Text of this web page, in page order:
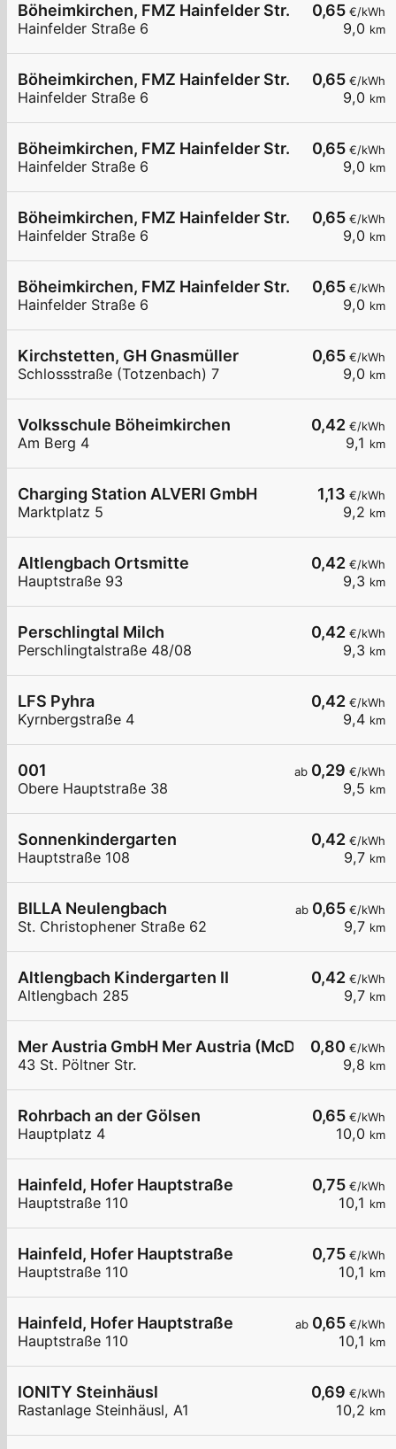
0,65 €/kWh
9,0 km
Böheimkirchen, FMZ Hainfelder Str.
Hainfelder Straße 6
0,65 €/kWh
9,0 km
Böheimkirchen, FMZ Hainfelder Str.
Hainfelder Straße 6
0,65 €/kWh
9,0 km
Böheimkirchen, FMZ Hainfelder Str.
Hainfelder Straße 6
0,65 €/kWh
9,0 km
Böheimkirchen, FMZ Hainfelder Str.
Hainfelder Straße 6
0,65 €/kWh
9,0 km
Böheimkirchen, FMZ Hainfelder Str.
Hainfelder Straße 6
0,65 €/kWh
9,0 km
Kirchstetten, GH Gnasmüller
Schlossstraße (Totzenbach) 7
0,42 €/kWh
9,1 km
Volksschule Böheimkirchen
Am Berg 4
1,13 €/kWh
9,2 km
Charging Station ALVERI GmbH
Marktplatz 5
0,42 €/kWh
9,3 km
Altlengbach Ortsmitte
Hauptstraße 93
0,42 €/kWh
9,3 km
Perschlingtal Milch
Perschlingtalstraße 48/08
0,42 €/kWh
9,4 km
LFS Pyhra
Kyrnbergstraße 4
ab 0,29 €/kWh
9,5 km
001
Obere Hauptstraße 38
0,42 €/kWh
9,7 km
Sonnenkindergarten
Hauptstraße 108
ab 0,65 €/kWh
9,7 km
BILLA Neulengbach
St. Christophener Straße 62
0,42 €/kWh
9,7 km
Altlengbach Kindergarten II
Altlengbach 285
0,80 €/kWh
9,8 km
Mer Austria GmbH Mer Austria (McD) -
43 St. Pöltner Str.
0,65 €/kWh
10,0 km
Rohrbach an der Gölsen
Hauptplatz 4
0,75 €/kWh
10,1 km
Hainfeld, Hofer Hauptstraße
Hauptstraße 110
0,75 €/kWh
10,1 km
Hainfeld, Hofer Hauptstraße
Hauptstraße 110
ab 0,65 €/kWh
10,1 km
Hainfeld, Hofer Hauptstraße
Hauptstraße 110
0,69 €/kWh
10,2 km
IONITY Steinhäusl
Rastanlage Steinhäusl, A1